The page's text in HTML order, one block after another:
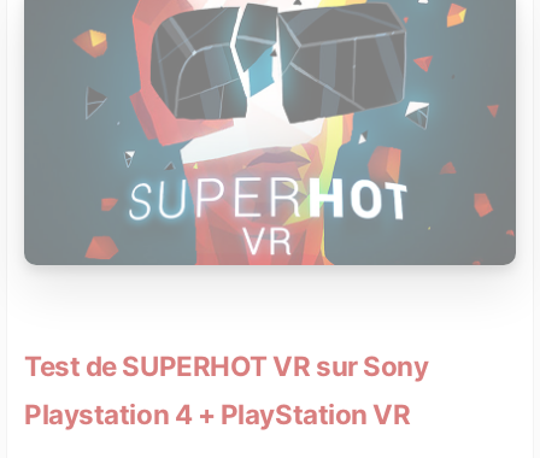
Test de SUPERHOT VR sur Sony
Playstation 4 + PlayStation VR